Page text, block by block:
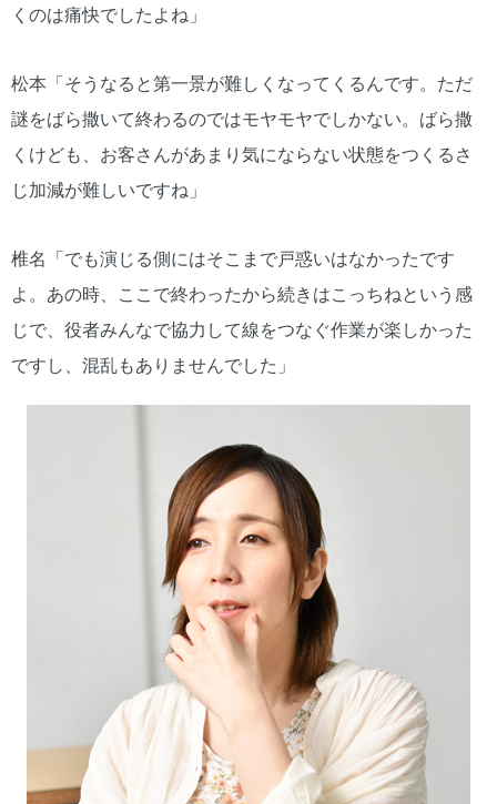
くのは痛快でしたよね」
松本「そうなると第一景が難しくなってくるんです。ただ
謎をばら撒いて終わるのではモヤモヤでしかない。ばら撒
くけども、お客さんがあまり気にならない状態をつくるさ
じ加減が難しいですね」
椎名「でも演じる側にはそこまで戸惑いはなかったです
よ。あの時、ここで終わったから続きはこっちねという感
じで、役者みんなで協力して線をつなぐ作業が楽しかった
ですし、混乱もありませんでした」